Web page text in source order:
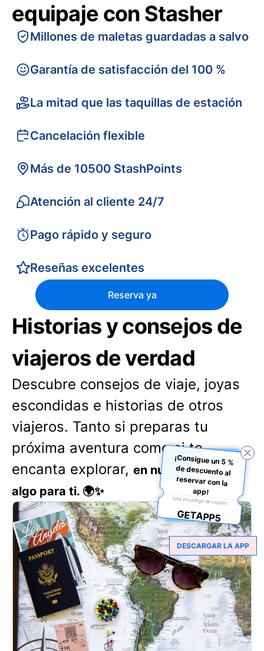
equipaje con Stasher
Millones de maletas guardadas a salvo
Garantía de satisfacción del 100 %
La mitad que las taquillas de estación
Cancelación flexible
Más de 10500 StashPoints
Atención al cliente 24/7
Pago rápido y seguro
Reseñas excelentes
Reserva ya
Historias y consejos de
viajeros de verdad
Descubre consejos de viaje, joyas
escondidas e historias de otros
viajeros. Tanto si preparas tu
próxima aventura como si te
encanta explorar, en nuestro blog hay
algo para ti. 🌍✨
¡Consigue un 5 %
de descuento al
reservar con la
app!
Usa el código de cupón:
GETAPP5
DESCARGAR LA APP